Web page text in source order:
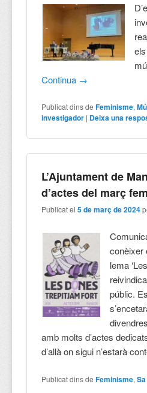
Continua →
Publicat dins de Feminisme,
investigador | Deixa una
L’Ajuntament de
d’actes del març
Publicat el5 de març de 2024
conèixer
lema
públic.
amb molts d’actes
d’allà on sigui n’estarà
Publicat dins de Feminisme,